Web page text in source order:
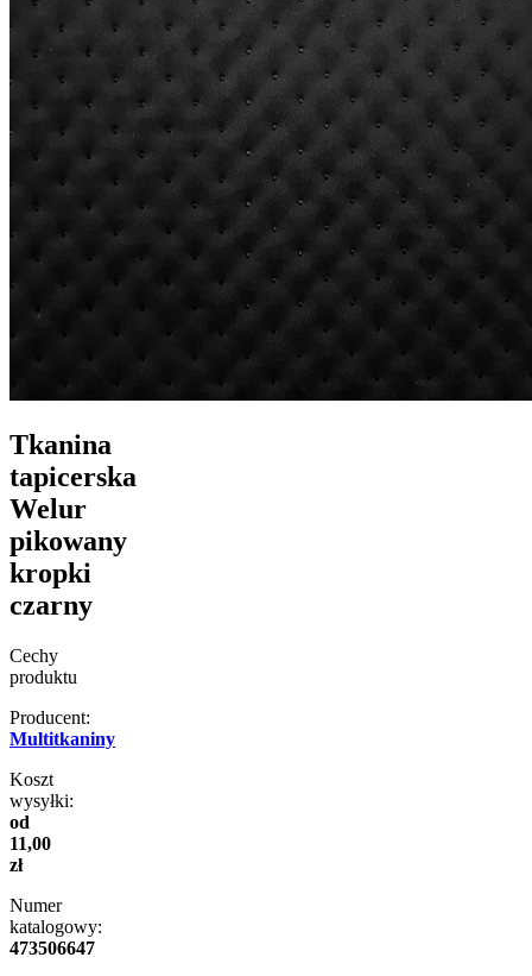
Tkanina
tapicerska
Welur
pikowany
kropki
czarny
Cechy
produktu
Producent:
Multitkaniny
Koszt
wysyłki:
od
11,00
zł
Numer
katalogowy:
473506647